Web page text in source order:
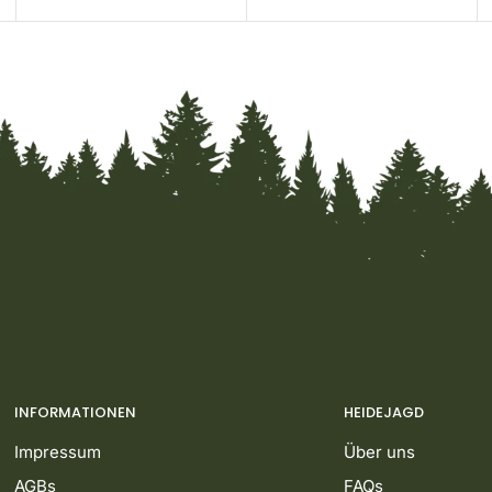
INFORMATIONEN
Impressum
AGBs
HEIDEJAGD
Über uns
FAQs